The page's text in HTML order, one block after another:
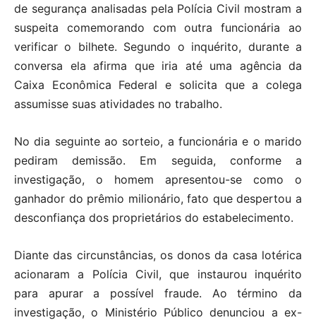
de segurança analisadas pela Polícia Civil mostram a
suspeita comemorando com outra funcionária ao
verificar o bilhete. Segundo o inquérito, durante a
conversa ela afirma que iria até uma agência da
Caixa Econômica Federal e solicita que a colega
assumisse suas atividades no trabalho.
No dia seguinte ao sorteio, a funcionária e o marido
pediram demissão. Em seguida, conforme a
investigação, o homem apresentou-se como o
ganhador do prêmio milionário, fato que despertou a
desconfiança dos proprietários do estabelecimento.
Diante das circunstâncias, os donos da casa lotérica
acionaram a Polícia Civil, que instaurou inquérito
para apurar a possível fraude. Ao término da
investigação, o Ministério Público denunciou a ex-